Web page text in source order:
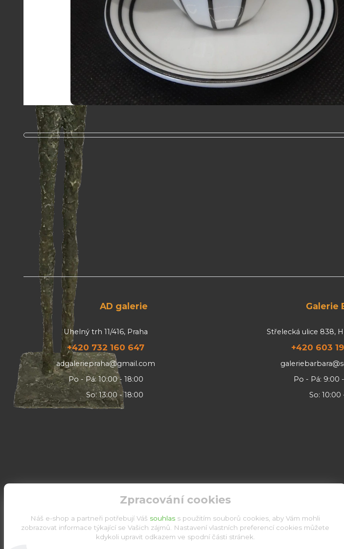
AD galerie
Uhelný trh 11/416, Praha
+420 732 160 647
adgaleriepraha@gmail.com
Po - Pá: 10:00 - 18:00
So: 13:00 - 18:00
Galerie
Střelecká ulice 838,
+420 603
Po - Pá: 9:00
So: 10:00 -
Zpracování cookies
Náš e-shop a partneři potřebují Váš souhlas s použitím souborů cookies, aby Vám mohli
zobrazovat informace týkající se Vašich zájmů. Nastavení vlastních preferencí cookies můžete
kdykoli upravit odkazem ve spodní části stránek.